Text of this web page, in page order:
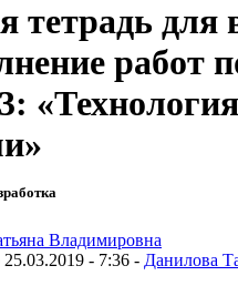
тетрадь для
работ
«Технология
- 7:36 - Данилова